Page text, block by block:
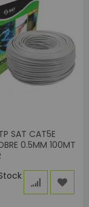
SAT CAT5E
0.5MM 100MT